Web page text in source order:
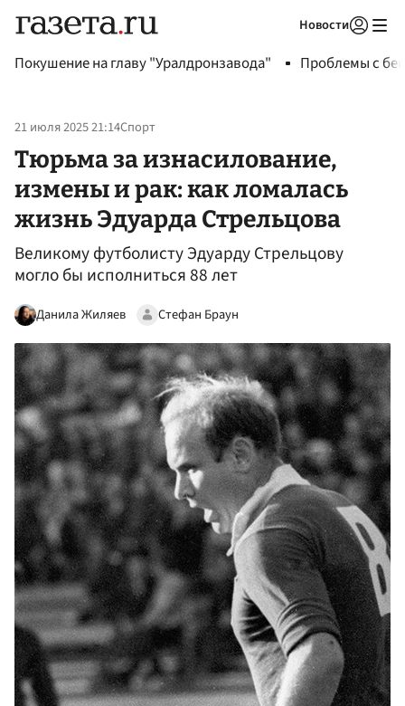
Новости
Покушение на главу "Уралдронзавода" Проблемы с
21 июля 2025 21:14Спорт
Тюрьма за изнасилование,
измены и рак: как ломалась
жизнь Эдуарда Стрельцова
Великому футболисту Эдуарду Стрельцову
могло бы исполниться 88 лет
Данила Жиляев Стефан Браун